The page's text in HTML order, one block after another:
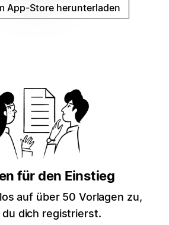
App-Store herunterladen
für den Einstieg
auf über 50 Vorlagen zu,
dich registrierst.